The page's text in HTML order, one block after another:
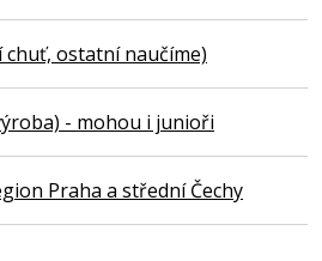
ostatní naučíme)
- mohou i junioři
Praha a střední Čechy